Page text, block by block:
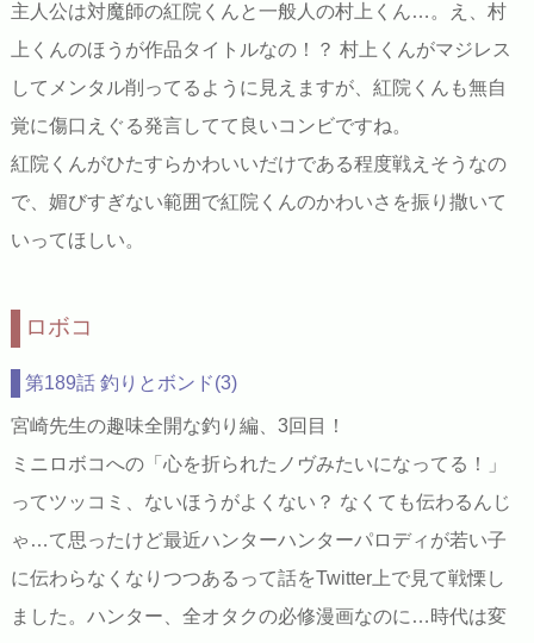
主人公は対魔師の紅院くんと一般人の村上くん…。え、村
上くんのほうが作品タイトルなの！？ 村上くんがマジレス
してメンタル削ってるように見えますが、紅院くんも無自
覚に傷口えぐる発言してて良いコンビですね。
紅院くんがひたすらかわいいだけである程度戦えそうなの
で、媚びすぎない範囲で紅院くんのかわいさを振り撒いて
いってほしい。
ロボコ
第189話 釣りとボンド(3)
宮崎先生の趣味全開な釣り編、3回目！
ミニロボコへの「心を折られたノヴみたいになってる！」
ってツッコミ、ないほうがよくない？ なくても伝わるんじ
ゃ…て思ったけど最近ハンターハンターパロディが若い子
に伝わらなくなりつつあるって話をTwitter上で見て戦慄し
ました。ハンター、全オタクの必修漫画なのに…時代は変